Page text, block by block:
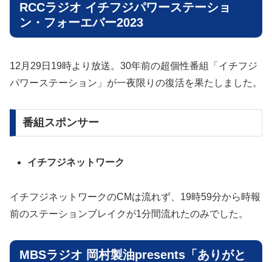
RCCラジオ イチフジパワーステーショ
ン・フォーエバー2023
12月29日19時より放送。30年前の超個性番組「イチフジ
パワーステーション」が一夜限りの復活を果たしました。
番組スポンサー
イチフジネットワーク
イチフジネットワークのCMは流れず、19時59分から時報
前のステーションブレイクが1分間流れたのみでした。
MBSラジオ 岡村製油presents「ありがと